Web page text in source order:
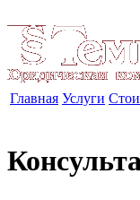
Главная Услуги